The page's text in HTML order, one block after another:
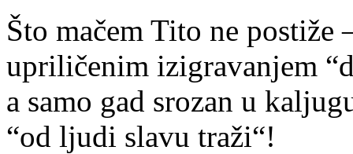
Što mačem Tito ne postiže
upriličenim izigravanjem
a samo gad srozan u
“od ljudi slavu traži“!